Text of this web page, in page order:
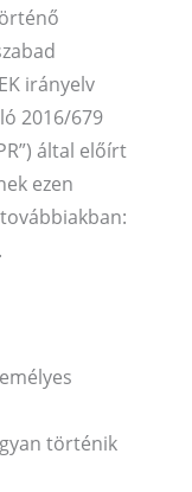
irányelv
2016/679
által előírt
ezen
történik